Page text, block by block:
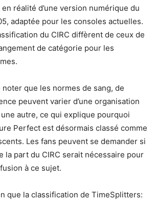
en réalité d’une version numérique du
adaptée pour les consoles actuelles.
du CIRC diffèrent de ceux de
de catégorie pour les
que les normes de sang, de
peuvent varier d’une organisation
autre, ce qui explique pourquoi
Perfect est désormais classé comme
Les fans peuvent se demander si
la part du CIRC serait nécessaire pour
à ce sujet.
que la classification de TimeSplitters: